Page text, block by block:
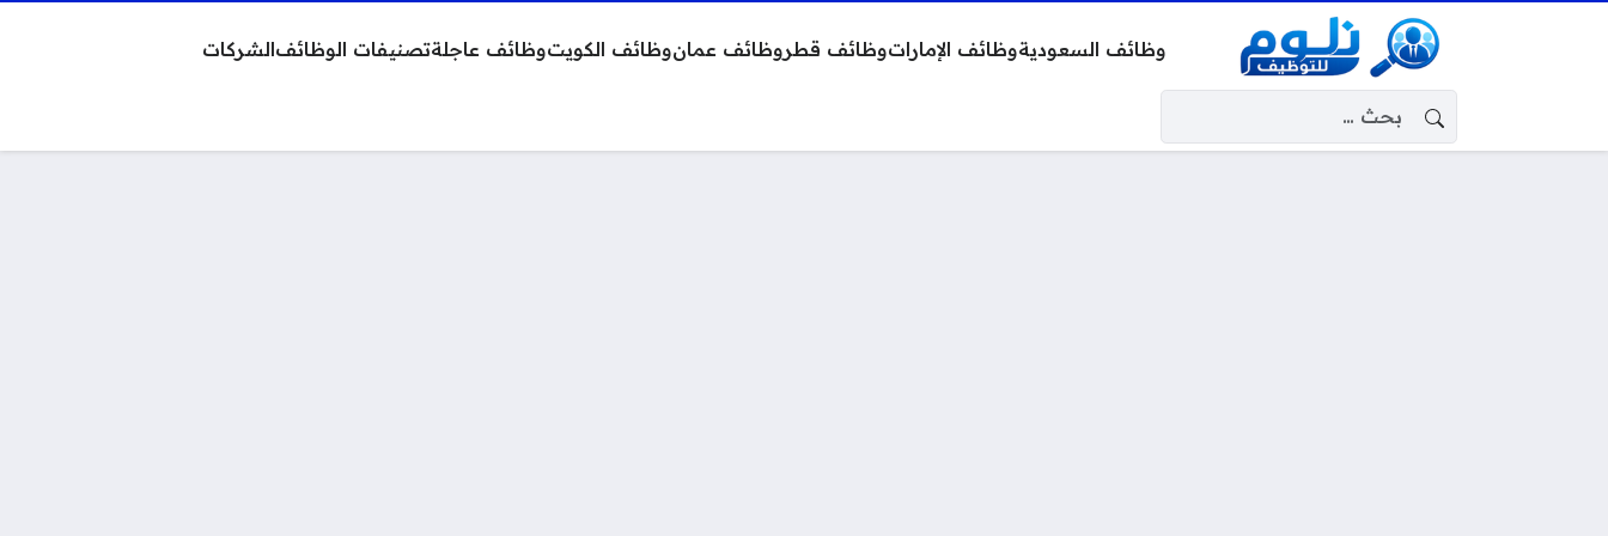
وظائف السعوديةوظائف الإماراتوظائف قطروظائف عمانوظائف الكويتوظائف عاجلةتصنيفات الوظائفالشركات
البحث عن: